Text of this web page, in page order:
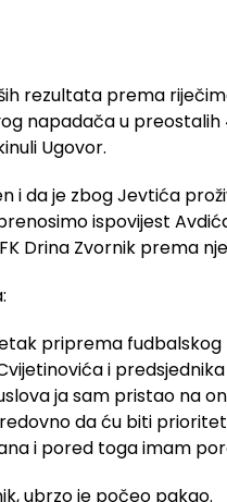
rezultata prema
napadača u
Ugovor.
i da je zbog Jevtića
ispovijest
Drina Zvornik prema
priprema fudbalskog
i
ja sam pristao na
da ću biti
i pored toga imam
ubrzo je počeo pakao.